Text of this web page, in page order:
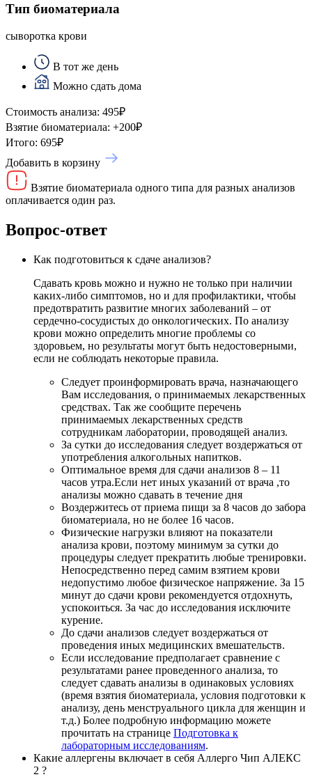
Тип биоматериала
сыворотка крови
В тот же день
Можно сдать дома
Стоимость анализа: 495₽
Взятие биоматериала: +200₽
Итого: 695₽
Добавить в корзину
Взятие биоматериала одного типа для разных анализов
оплачивается один раз.
Вопрос-ответ
Как подготовиться к сдаче анализов?
Сдавать кровь можно и нужно не только при наличии
каких-либо симптомов, но и для профилактики, чтобы
предотвратить развитие многих заболеваний – от
сердечно-сосудистых до онкологических. По анализу
крови можно определить многие проблемы со
здоровьем, но результаты могут быть недостоверными,
если не соблюдать некоторые правила.
Следует проинформировать врача, назначающего
Вам исследования, о принимаемых лекарственных
средствах. Так же сообщите перечень
принимаемых лекарственных средств
сотрудникам лаборатории, проводящей анализ.
За сутки до исследования следует воздержаться от
употребления алкогольных напитков.
Оптимальное время для сдачи анализов 8 – 11
часов утра.Если нет иных указаний от врача ,то
анализы можно сдавать в течение дня
Воздержитесь от приема пищи за 8 часов до забора
биоматериала, но не более 16 часов.
Физические нагрузки влияют на показатели
анализа крови, поэтому минимум за сутки до
процедуры следует прекратить любые тренировки.
Непосредственно перед самим взятием крови
недопустимо любое физическое напряжение. За 15
минут до сдачи крови рекомендуется отдохнуть,
успокоиться. За час до исследования исключите
курение.
До сдачи анализов следует воздержаться от
проведения иных медицинских вмешательств.
Если исследование предполагает сравнение с
результатами ранее проведенного анализа, то
следует сдавать анализы в одинаковых условиях
(время взятия биоматериала, условия подготовки к
анализу, день менструального цикла для женщин и
т.д.) Более подробную информацию можете
прочитать на странице Подготовка к
лабораторным исследованиям.
Какие аллергены включает в себя Аллерго Чип АЛЕКС
2 ?